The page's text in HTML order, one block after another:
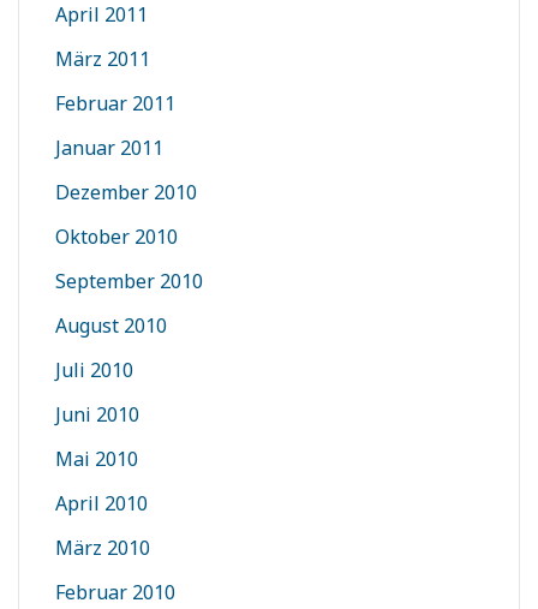
April 2011
März 2011
Februar 2011
Januar 2011
Dezember 2010
Oktober 2010
September 2010
August 2010
Juli 2010
Juni 2010
Mai 2010
April 2010
März 2010
Februar 2010